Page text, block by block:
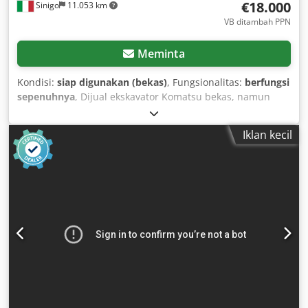
excellent cleaning results, with high comfort and long
service life. Technical data: Voltage: 230V Power input:
Connection cable: 5 meters
Sinigo 11.053 km €18.000
VB ditambah PPN
Meminta
Kondisi: siap digunakan (bekas), Fungsionalitas: berfungsi
sepenuhnya, Dijual ekskavator Komatsu bekas, namun
dalam kondisi terawat dengan baik. Sangat lincah dan
dalam kondisi baik. Cedpfxezlhdfj Am Rorf
Iklan kecil